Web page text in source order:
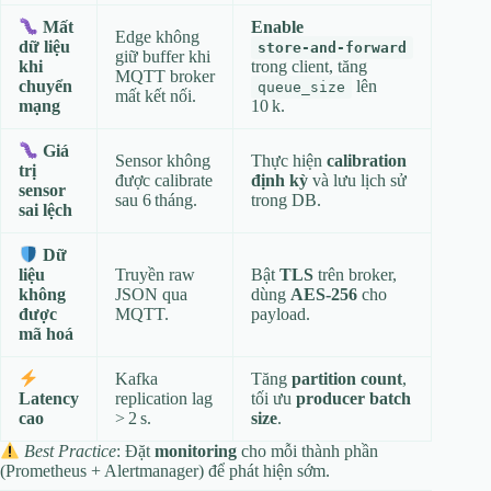
Mất
dữ liệu
khi
chuyển
mạng
Edge không
giữ buffer khi
MQTT broker
mất kết nối.
Enable
store‑and‑forward
trong client, tăng
queue_size
lên
10 k.
Giá
trị
sensor
sai lệch
Sensor không
được calibrate
sau 6 tháng.
Thực hiện calibration
định kỳ và lưu lịch sử
trong DB.
Dữ
liệu
không
được
mã hoá
Truyền raw
JSON qua
MQTT.
Bật TLS trên broker,
dùng AES‑256 cho
payload.
Latency
cao
Kafka
replication lag
> 2 s.
Tăng partition count,
tối ưu producer batch
size.
Best Practice: Đặtmonitoring cho mỗi thành phần
(Prometheus + Alertmanager) để phát hiện sớm.